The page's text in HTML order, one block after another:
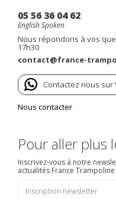
05 56 36 04 62
English Spoken
Nous répondons à vos
17h30
contact@france-
Contactez nous sur
Nous contacter
Pour aller plus
Inscrivez-vous à notre
actualités France Trampoline